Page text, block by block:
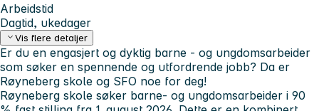
Arbeidstid
Dagtid, ukedager
Vis flere detaljer
Er du en engasjert og dyktig barne - og ungdomsarbeider
som søker en spennende og utfordrende jobb? Da er
Røyneberg skole og SFO noe for deg!
Røyneberg skole søker barne- og ungdomsarbeider i 90